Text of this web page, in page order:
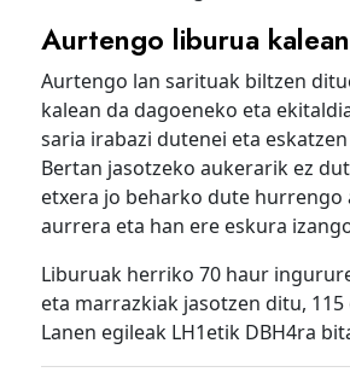
Aurtengo liburua kalean
Aurtengo lan sarituak biltzen
kalean da dagoeneko eta
saria irabazi dutenei eta
Bertan jasotzeko aukerarik ez
etxera jo beharko dute hurrengo
aurrera eta han ere eskura
Liburuak herriko 70 haur
eta marrazkiak jasotzen ditu,
Lanen egileak LH1etik DBH4ra